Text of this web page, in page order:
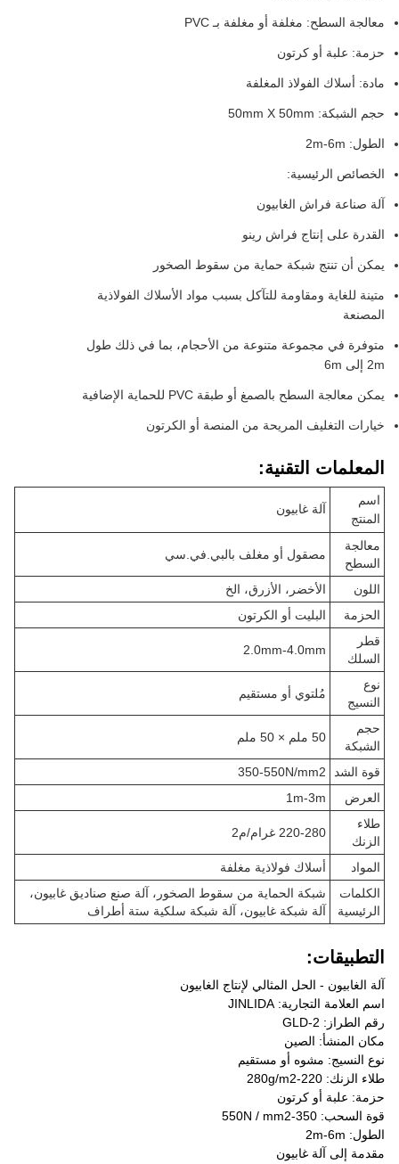
معالجة السطح: مغلفة أو مغلفة بـ PVC
حزمة: علبة أو كرتون
مادة: أسلاك الفولاذ المغلفة
حجم الشبكة: 50mm X 50mm
الطول: 2m-6m
الخصائص الرئيسية:
آلة صناعة فراش الغابيون
القدرة على إنتاج فراش رينو
يمكن أن تنتج شبكة حماية من سقوط الصخور
متينة للغاية ومقاومة للتآكل بسبب مواد الأسلاك الفولاذية
المصنعة
متوفرة في مجموعة متنوعة من الأحجام، بما في ذلك طول
2m إلى 6m
يمكن معالجة السطح بالصمغ أو طبقة PVC للحماية الإضافية
خيارات التغليف المريحة من المنصة أو الكرتون
المعلمات التقنية:
اسم
المنتج
آلة غابيون
معالجة
السطح
مصقول أو مغلف بالبي.في.سي
اللون
الأخضر، الأزرق، الخ
الحزمة
البليت أو الكرتون
قطر
السلك
2.0mm-4.0mm
نوع
النسيج
مُلتوي أو مستقيم
حجم
الشبكة
50 ملم × 50 ملم
قوة الشد
350-550N/mm2
العرض
1m-3m
طلاء
الزنك
220-280 غرام/م2
المواد
أسلاك فولاذية مغلفة
الكلمات
الرئيسية
شبكة الحماية من سقوط الصخور، آلة صنع صناديق غابيون،
آلة شبكة غابيون، آلة شبكة سلكية ستة أطراف
التطبيقات:
آلة الغابيون - الحل المثالي لإنتاج الغابيون
اسم العلامة التجارية: JINLIDA
رقم الطراز: GLD-2
مكان المنشأ: الصين
نوع النسيج: مشوه أو مستقيم
طلاء الزنك: 220-280g/m2
حزمة: علبة أو كرتون
قوة السحب: 350-550N / mm2
الطول: 2m-6m
مقدمة إلى آلة غابيون